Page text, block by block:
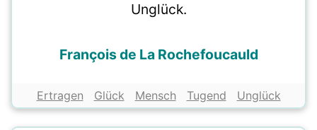
Unglück.
François de La Rochefoucauld
Ertragen Glück Mensch Tugend Unglück